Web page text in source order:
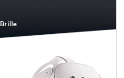
Brille